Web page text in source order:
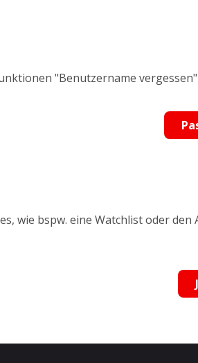
"Benutzername
wie bspw. eine Watchlist oder den